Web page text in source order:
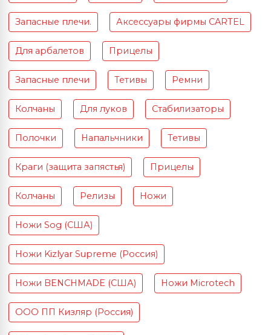
Запасные плечи. Аксессуары фирмы CARTEL
Для арбалетов Прицелы
Запасные плечи Тетивы Ремни
Колчаны Для луков Стабилизаторы
Полочки Напальчники Тетивы
Краги (защита запястья) Прицелы
Колчаны Релизы Ножи
Ножи Sog (США)
Ножи Kizlyar Supreme (Россия)
Ножи BENCHMADE (США) Ножи Microtech
ООО ПП Кизляр (Россия)